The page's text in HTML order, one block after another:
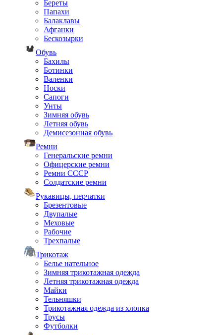
Береты
Папахи
Балаклавы
Афганки
Бескозырки
Обувь
Бахилы
Ботинки
Валенки
Носки
Сапоги
Унты
Зимняя обувь
Летняя обувь
Демисезонная обувь
Ремни
Генеральские ремни
Офицерские ремни
Ремни СССР
Солдатские ремни
Рукавицы, перчатки
Брезентовые
Двупалые
Меховые
Рабочие
Трехпалые
Трикотаж
Белье нательное
Зимняя трикотажная одежда
Летняя трикотажная одежда
Майки
Тельняшки
Трикотажная одежда из хлопка
Трусы
Футболки